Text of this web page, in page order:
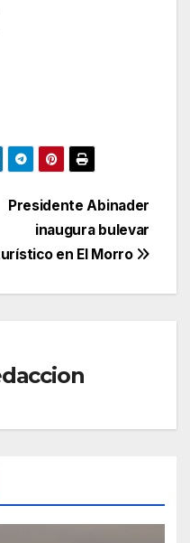
Presidente Abinader
inaugura bulevar
en El Morro